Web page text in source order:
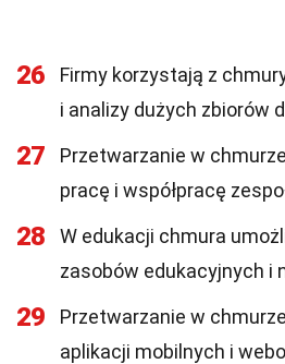
26
Firmy korzystają z
i analizy dużych zbiorów
27
Przetwarzanie w
pracę i współpracę
28
W edukacji chmura
zasobów edukacyjnych i
29
Przetwarzanie w
aplikacji mobilnych i